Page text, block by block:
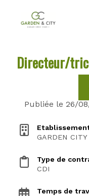
Directeur/
Publiée le 26/
GARDEN CITY
Type de
CDI
Temps de